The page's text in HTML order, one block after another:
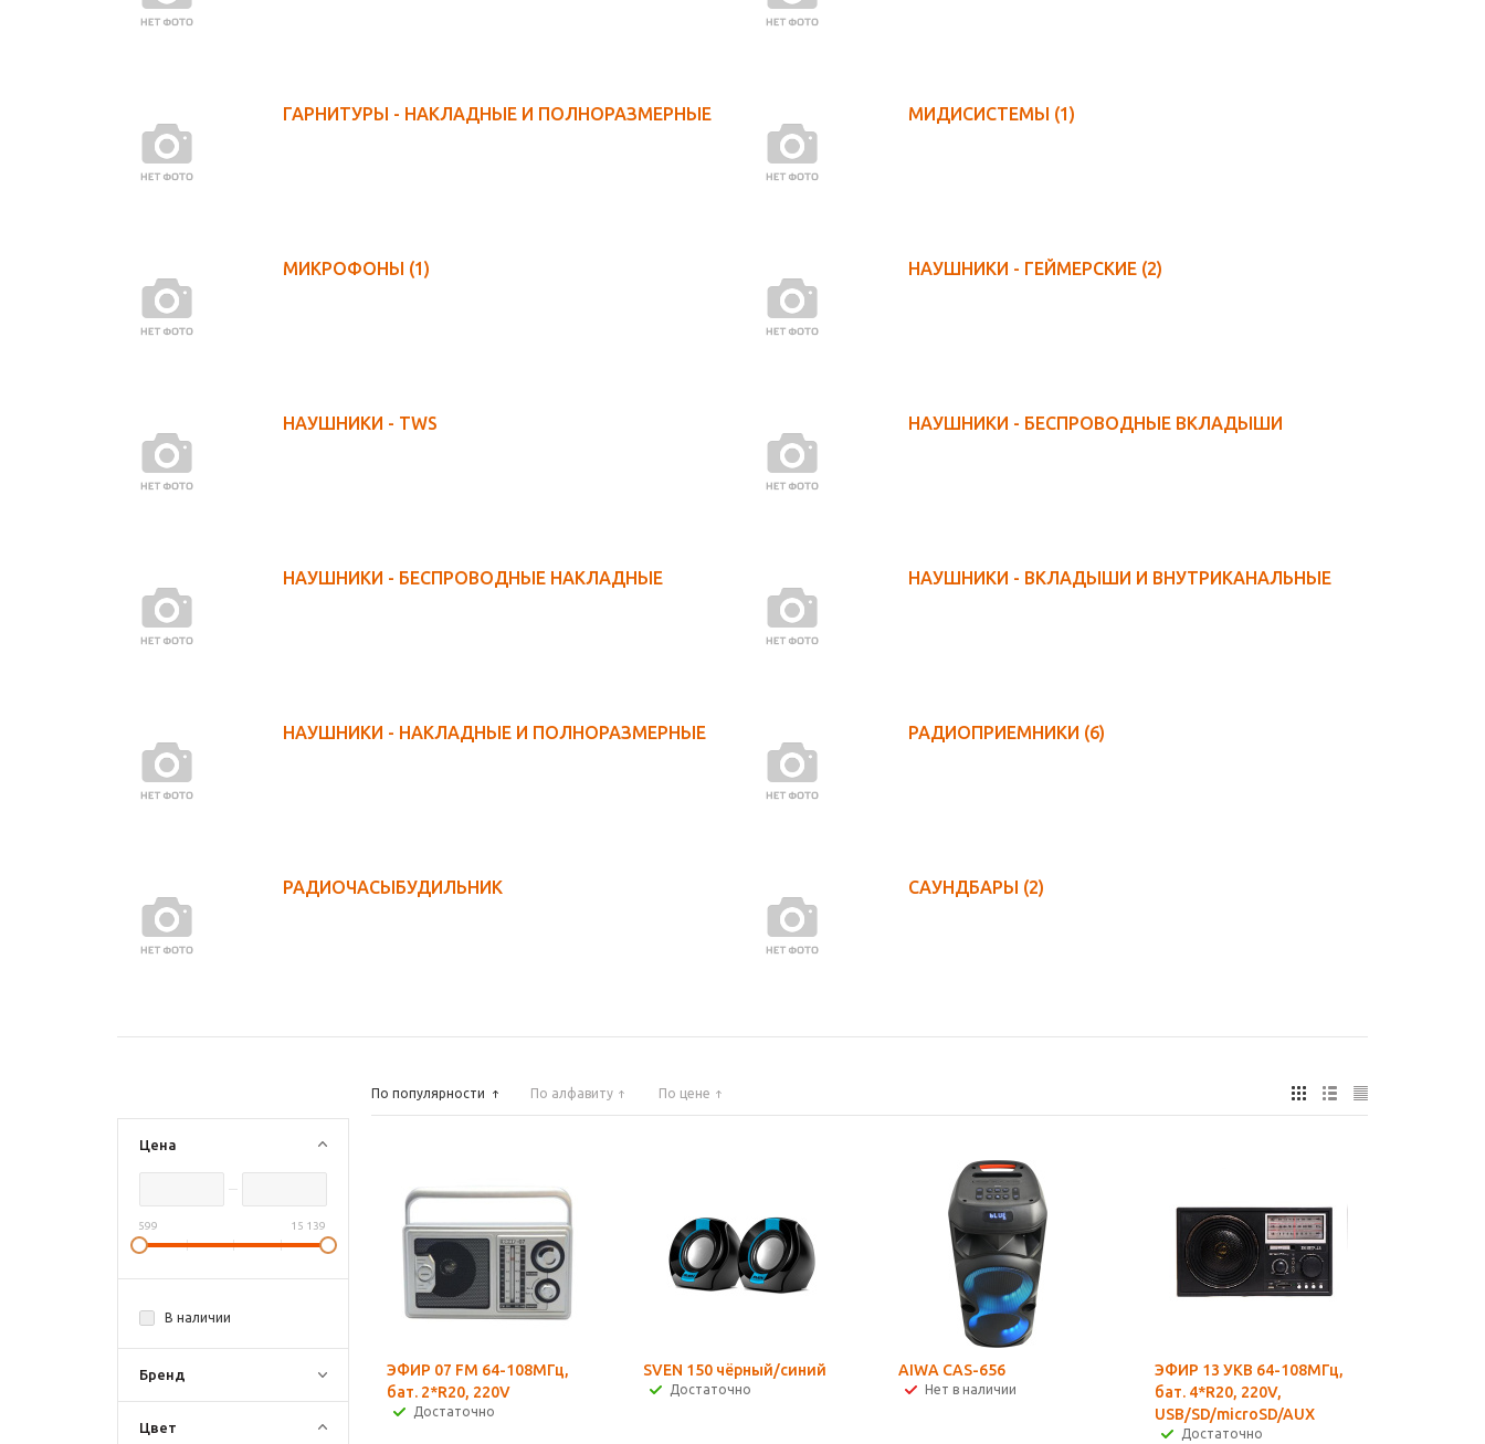
ГАРНИТУРЫ - НАКЛАДНЫЕ И ПОЛНОРАЗМЕРНЫЕ МИДИСИСТЕМЫ (1)
МИКРОФОНЫ (1) НАУШНИКИ - ГЕЙМЕРСКИЕ (2)
НАУШНИКИ - TWS НАУШНИКИ - БЕСПРОВОДНЫЕ ВКЛАДЫШИ
НАУШНИКИ - БЕСПРОВОДНЫЕ НАКЛАДНЫЕ НАУШНИКИ - ВКЛАДЫШИ И ВНУТРИКАНАЛЬНЫЕ
НАУШНИКИ - НАКЛАДНЫЕ И ПОЛНОРАЗМЕРНЫЕ РАДИОПРИЕМНИКИ (6)
РАДИОЧАСЫБУДИЛЬНИК САУНДБАРЫ (2)
Цена
599 15 139
В наличии
Бренд
Цвет
По популярности По алфавиту По цене
ЭФИР 07 FM 64-108МГц,
бат. 2*R20, 220V
Достаточно
SVEN 150 чёрный/синий
Достаточно
AIWA CAS-656
Нет в наличии
ЭФИР 13 УКВ 64-108МГц,
бат. 4*R20, 220V,
USB/SD/microSD/AUX
Достаточно